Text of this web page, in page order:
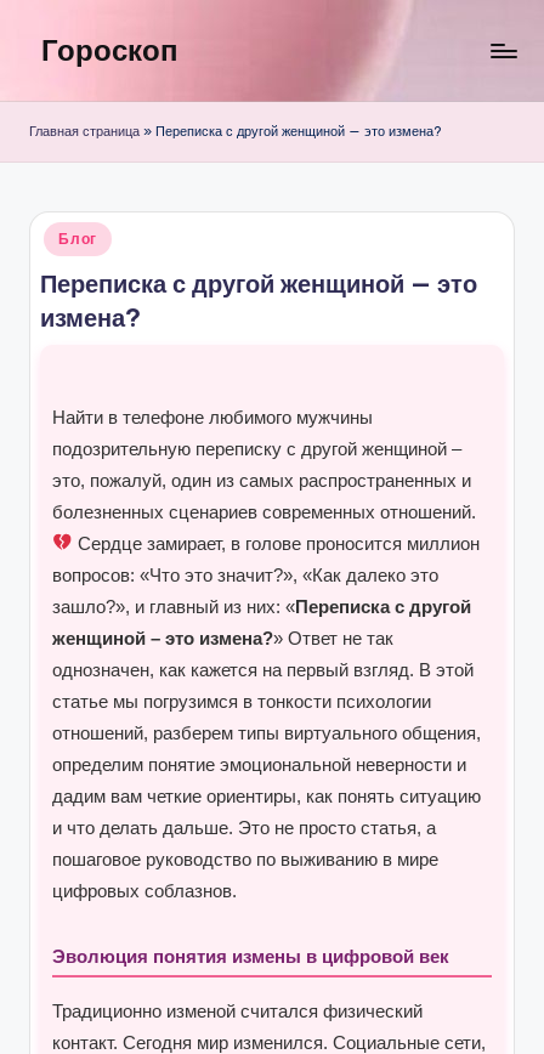
Перейти
содержимому
Гороскоп
Главная страница » Переписка с другой женщиной — это измена?
Опубликовано
Блог
Переписка с другой женщиной — это
измена?
Найти в телефоне любимого мужчины
подозрительную переписку с другой женщиной –
это, пожалуй, один из самых распространенных и
болезненных сценариев современных отношений.
Сердце замирает, в голове проносится миллион
вопросов: «Что это значит?», «Как далеко это
зашло?», и главный из них: «Переписка с другой
женщиной – это измена?» Ответ не так
однозначен, как кажется на первый взгляд. В этой
статье мы погрузимся в тонкости психологии
отношений, разберем типы виртуального общения,
определим понятие эмоциональной неверности и
дадим вам четкие ориентиры, как понять ситуацию
и что делать дальше. Это не просто статья, а
пошаговое руководство по выживанию в мире
цифровых соблазнов.
Эволюция понятия измены в цифровой век
Традиционно изменой считался физический
контакт. Сегодня мир изменился. Социальные сети,